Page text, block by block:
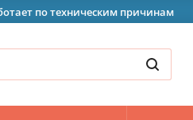
по техническим причинам